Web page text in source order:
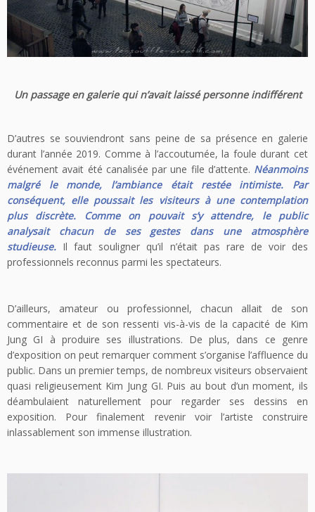
Un passage en galerie qui n’avait laissé personne indifférent
D’autres se souviendront sans peine de sa présence en galerie
durant l’année 2019. Comme à l’accoutumée, la foule durant cet
événement avait été canalisée par une file d’attente. Néanmoins
malgré le monde, l’ambiance était restée intimiste. Par
conséquent, elle poussait les visiteurs à une contemplation
plus discrète. Comme on pouvait s’y attendre, le public
analysait chacun de ses gestes dans une atmosphère
studieuse. Il faut souligner qu’il n’était pas rare de voir des
professionnels reconnus parmi les spectateurs.
D’ailleurs, amateur ou professionnel, chacun allait de son
commentaire et de son ressenti vis-à-vis de la capacité de Kim
Jung GI à produire ses illustrations. De plus, dans ce genre
d’exposition on peut remarquer comment s’organise l’affluence du
public. Dans un premier temps, de nombreux visiteurs observaient
quasi religieusement Kim Jung GI. Puis au bout d’un moment, ils
déambulaient naturellement pour regarder ses dessins en
exposition. Pour finalement revenir voir l’artiste construire
inlassablement son immense illustration.